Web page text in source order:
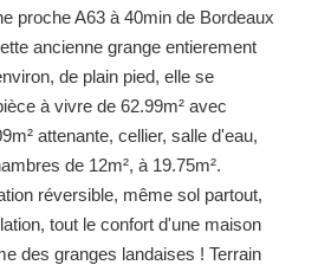
proche A63 à 40min de Bordeaux
ancienne grange entierement
de plain pied, elle se
à vivre de 62.99m² avec
attenante, cellier, salle d'eau,
de 12m², à 19.75m².
réversible, même sol partout,
tout le confort d'une maison
des granges landaises ! Terrain